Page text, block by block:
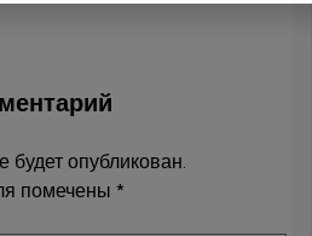
будет опубликован.
помечены*